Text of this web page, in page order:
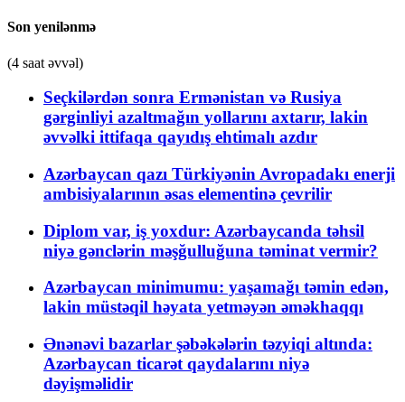
Son yenilənmə
(4 saat əvvəl)
Seçkilərdən sonra Ermənistan və Rusiya
gərginliyi azaltmağın yollarını axtarır, lakin
əvvəlki ittifaqa qayıdış ehtimalı azdır
Azərbaycan qazı Türkiyənin Avropadakı enerji
ambisiyalarının əsas elementinə çevrilir
Diplom var, iş yoxdur: Azərbaycanda təhsil
niyə gənclərin məşğulluğuna təminat vermir?
Azərbaycan minimumu: yaşamağı təmin edən,
lakin müstəqil həyata yetməyən əməkhaqqı
Ənənəvi bazarlar şəbəkələrin təzyiqi altında:
Azərbaycan ticarət qaydalarını niyə
dəyişməlidir